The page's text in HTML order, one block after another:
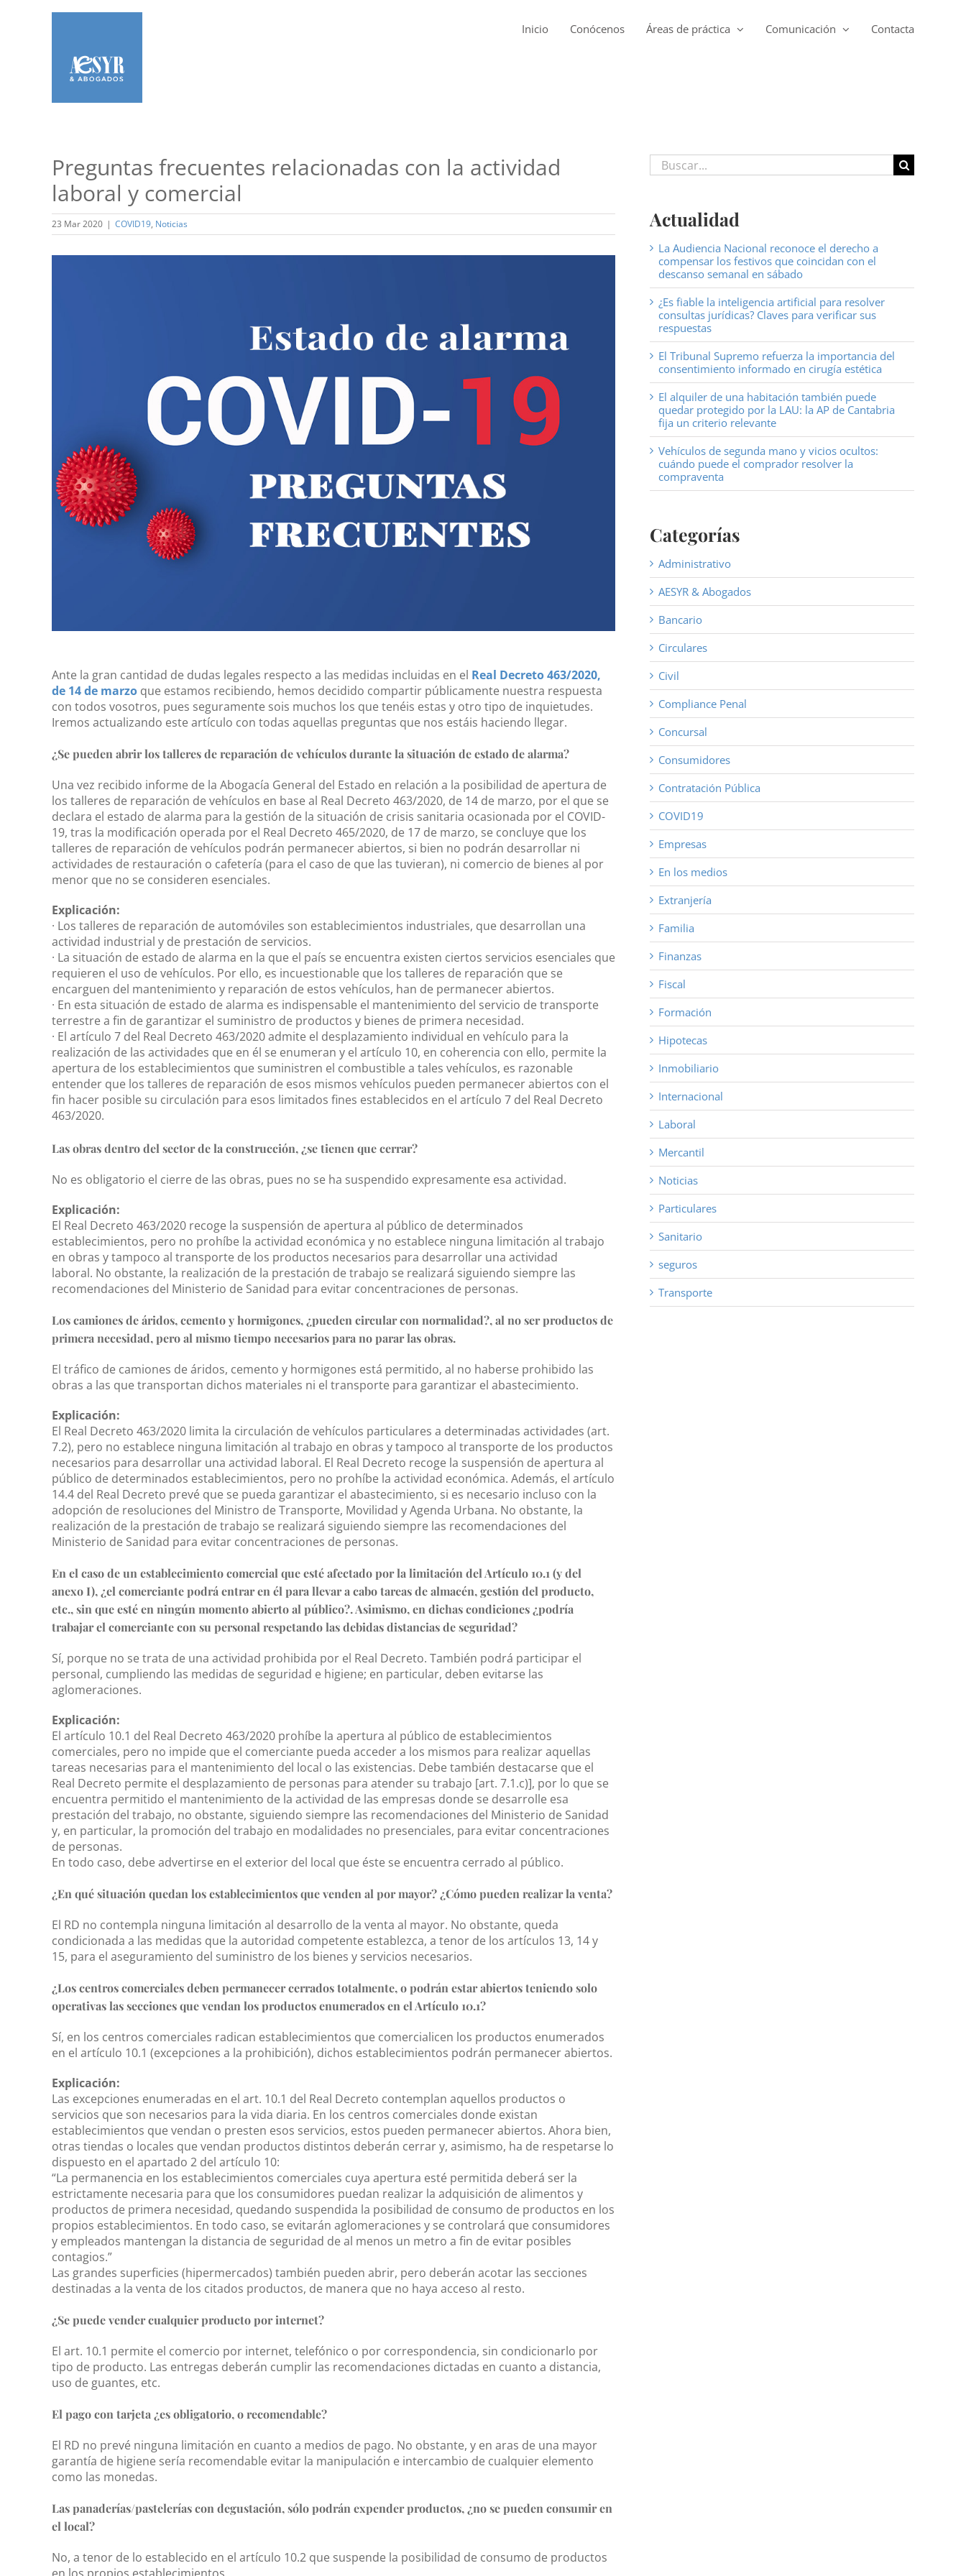
Inicio Conócenos Áreas de práctica Comunicación Contacta
Preguntas frecuentes relacionadas con la actividad
laboral y comercial
23 Mar 2020 | COVID19, Noticias
Ante la gran cantidad de dudas legales respecto a las medidas incluidas en el Real Decreto 463/2020,
de 14 de marzo que estamos recibiendo, hemos decidido compartir públicamente nuestra respuesta
con todos vosotros, pues seguramente sois muchos los que tenéis estas y otro tipo de inquietudes.
Iremos actualizando este artículo con todas aquellas preguntas que nos estáis haciendo llegar.
¿Se pueden abrir los talleres de reparación de vehículos durante la situación de estado de alarma?
Una vez recibido informe de la Abogacía General del Estado en relación a la posibilidad de apertura de
los talleres de reparación de vehículos en base al Real Decreto 463/2020, de 14 de marzo, por el que se
declara el estado de alarma para la gestión de la situación de crisis sanitaria ocasionada por el COVID-
19, tras la modificación operada por el Real Decreto 465/2020, de 17 de marzo, se concluye que los
talleres de reparación de vehículos podrán permanecer abiertos, si bien no podrán desarrollar ni
actividades de restauración o cafetería (para el caso de que las tuvieran), ni comercio de bienes al por
menor que no se consideren esenciales.
Explicación:
· Los talleres de reparación de automóviles son establecimientos industriales, que desarrollan una
actividad industrial y de prestación de servicios.
· La situación de estado de alarma en la que el país se encuentra existen ciertos servicios esenciales que
requieren el uso de vehículos. Por ello, es incuestionable que los talleres de reparación que se
encarguen del mantenimiento y reparación de estos vehículos, han de permanecer abiertos.
· En esta situación de estado de alarma es indispensable el mantenimiento del servicio de transporte
terrestre a fin de garantizar el suministro de productos y bienes de primera necesidad.
· El artículo 7 del Real Decreto 463/2020 admite el desplazamiento individual en vehículo para la
realización de las actividades que en él se enumeran y el artículo 10, en coherencia con ello, permite la
apertura de los establecimientos que suministren el combustible a tales vehículos, es razonable
entender que los talleres de reparación de esos mismos vehículos pueden permanecer abiertos con el
fin hacer posible su circulación para esos limitados fines establecidos en el artículo 7 del Real Decreto
463/2020.
Las obras dentro del sector de la construcción, ¿se tienen que cerrar?
No es obligatorio el cierre de las obras, pues no se ha suspendido expresamente esa actividad.
Explicación:
El Real Decreto 463/2020 recoge la suspensión de apertura al público de determinados
establecimientos, pero no prohíbe la actividad económica y no establece ninguna limitación al trabajo
en obras y tampoco al transporte de los productos necesarios para desarrollar una actividad
laboral. No obstante, la realización de la prestación de trabajo se realizará siguiendo siempre las
recomendaciones del Ministerio de Sanidad para evitar concentraciones de personas.
Los camiones de áridos, cemento y hormigones, ¿pueden circular con normalidad?, al no ser productos de
primera necesidad, pero al mismo tiempo necesarios para no parar las obras.
El tráfico de camiones de áridos, cemento y hormigones está permitido, al no haberse prohibido las
obras a las que transportan dichos materiales ni el transporte para garantizar el abastecimiento.
Explicación:
El Real Decreto 463/2020 limita la circulación de vehículos particulares a determinadas actividades (art.
7.2), pero no establece ninguna limitación al trabajo en obras y tampoco al transporte de los productos
necesarios para desarrollar una actividad laboral. El Real Decreto recoge la suspensión de apertura al
público de determinados establecimientos, pero no prohíbe la actividad económica. Además, el artículo
14.4 del Real Decreto prevé que se pueda garantizar el abastecimiento, si es necesario incluso con la
adopción de resoluciones del Ministro de Transporte, Movilidad y Agenda Urbana. No obstante, la
realización de la prestación de trabajo se realizará siguiendo siempre las recomendaciones del
Ministerio de Sanidad para evitar concentraciones de personas.
En el caso de un establecimiento comercial que esté afectado por la limitación del Artículo 10.1 (y del
anexo I), ¿el comerciante podrá entrar en él para llevar a cabo tareas de almacén, gestión del producto,
etc., sin que esté en ningún momento abierto al público?. Asimismo, en dichas condiciones ¿podría
trabajar el comerciante con su personal respetando las debidas distancias de seguridad?
Sí, porque no se trata de una actividad prohibida por el Real Decreto. También podrá participar el
personal, cumpliendo las medidas de seguridad e higiene; en particular, deben evitarse las
aglomeraciones.
Explicación:
El artículo 10.1 del Real Decreto 463/2020 prohíbe la apertura al público de establecimientos
comerciales, pero no impide que el comerciante pueda acceder a los mismos para realizar aquellas
tareas necesarias para el mantenimiento del local o las existencias. Debe también destacarse que el
Real Decreto permite el desplazamiento de personas para atender su trabajo [art. 7.1.c)], por lo que se
encuentra permitido el mantenimiento de la actividad de las empresas donde se desarrolle esa
prestación del trabajo, no obstante, siguiendo siempre las recomendaciones del Ministerio de Sanidad
y, en particular, la promoción del trabajo en modalidades no presenciales, para evitar concentraciones
de personas.
En todo caso, debe advertirse en el exterior del local que éste se encuentra cerrado al público.
¿En qué situación quedan los establecimientos que venden al por mayor? ¿Cómo pueden realizar la venta?
El RD no contempla ninguna limitación al desarrollo de la venta al mayor. No obstante, queda
condicionada a las medidas que la autoridad competente establezca, a tenor de los artículos 13, 14 y
15, para el aseguramiento del suministro de los bienes y servicios necesarios.
¿Los centros comerciales deben permanecer cerrados totalmente, o podrán estar abiertos teniendo solo
operativas las secciones que vendan los productos enumerados en el Artículo 10.1?
Sí, en los centros comerciales radican establecimientos que comercialicen los productos enumerados
en el artículo 10.1 (excepciones a la prohibición), dichos establecimientos podrán permanecer abiertos.
Explicación:
Las excepciones enumeradas en el art. 10.1 del Real Decreto contemplan aquellos productos o
servicios que son necesarios para la vida diaria. En los centros comerciales donde existan
establecimientos que vendan o presten esos servicios, estos pueden permanecer abiertos. Ahora bien,
otras tiendas o locales que vendan productos distintos deberán cerrar y, asimismo, ha de respetarse lo
dispuesto en el apartado 2 del artículo 10:
“La permanencia en los establecimientos comerciales cuya apertura esté permitida deberá ser la
estrictamente necesaria para que los consumidores puedan realizar la adquisición de alimentos y
productos de primera necesidad, quedando suspendida la posibilidad de consumo de productos en los
propios establecimientos. En todo caso, se evitarán aglomeraciones y se controlará que consumidores
y empleados mantengan la distancia de seguridad de al menos un metro a fin de evitar posibles
contagios.”
Las grandes superficies (hipermercados) también pueden abrir, pero deberán acotar las secciones
destinadas a la venta de los citados productos, de manera que no haya acceso al resto.
¿Se puede vender cualquier producto por internet?
El art. 10.1 permite el comercio por internet, telefónico o por correspondencia, sin condicionarlo por
tipo de producto. Las entregas deberán cumplir las recomendaciones dictadas en cuanto a distancia,
uso de guantes, etc.
El pago con tarjeta ¿es obligatorio, o recomendable?
El RD no prevé ninguna limitación en cuanto a medios de pago. No obstante, y en aras de una mayor
garantía de higiene sería recomendable evitar la manipulación e intercambio de cualquier elemento
como las monedas.
Las panaderías/pastelerías con degustación, sólo podrán expender productos, ¿no se pueden consumir en
el local?
No, a tenor de lo establecido en el artículo 10.2 que suspende la posibilidad de consumo de productos
Buscar:
Actualidad
La Audiencia Nacional reconoce el derecho a
compensar los festivos que coincidan con el
descanso semanal en sábado
¿Es fiable la inteligencia artificial para resolver
consultas jurídicas? Claves para verificar sus
respuestas
El Tribunal Supremo refuerza la importancia del
consentimiento informado en cirugía estética
El alquiler de una habitación también puede
quedar protegido por la LAU: la AP de Cantabria
fija un criterio relevante
Vehículos de segunda mano y vicios ocultos:
cuándo puede el comprador resolver la
compraventa
Categorías
Administrativo
AESYR & Abogados
Bancario
Circulares
Civil
Compliance Penal
Concursal
Consumidores
Contratación Pública
COVID19
Empresas
En los medios
Extranjería
Familia
Finanzas
Fiscal
Formación
Hipotecas
Inmobiliario
Internacional
Laboral
Mercantil
Noticias
Particulares
Sanitario
seguros
Transporte